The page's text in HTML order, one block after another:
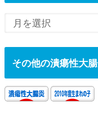
その他の潰瘍性大